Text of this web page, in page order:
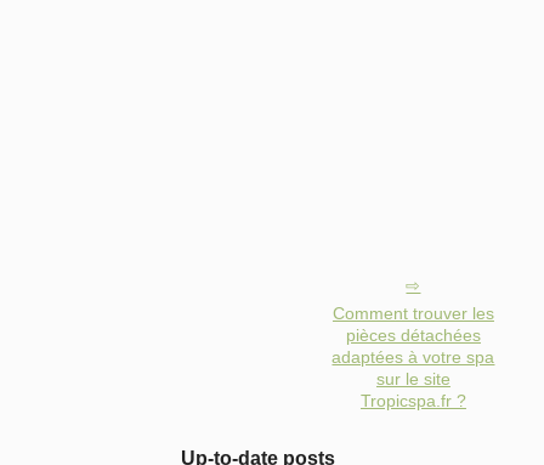
Comment trouver les
pièces détachées
adaptées à votre spa
sur le site
Tropicspa.fr ?
Up-to-date posts